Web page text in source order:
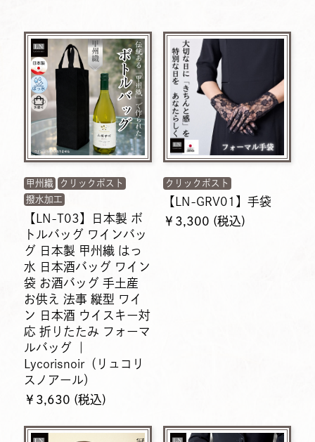
甲州織
クリックポスト
撥水加工
【LN-T03】日本製 ボ
トルバッグ ワインバッ
グ 日本製 甲州織 はっ
水 日本酒バッグ ワイン
袋 お酒バッグ 手土産
お供え 法事 縦型 ワイ
ン 日本酒 ウイスキー対
応 折りたたみ フォーマ
ルバッグ ｜
Lycorisnoir（リュコリ
スノアール）
￥3,630 (税込)
クリックポスト
【LN-GRV01】手袋
￥3,300 (税込)